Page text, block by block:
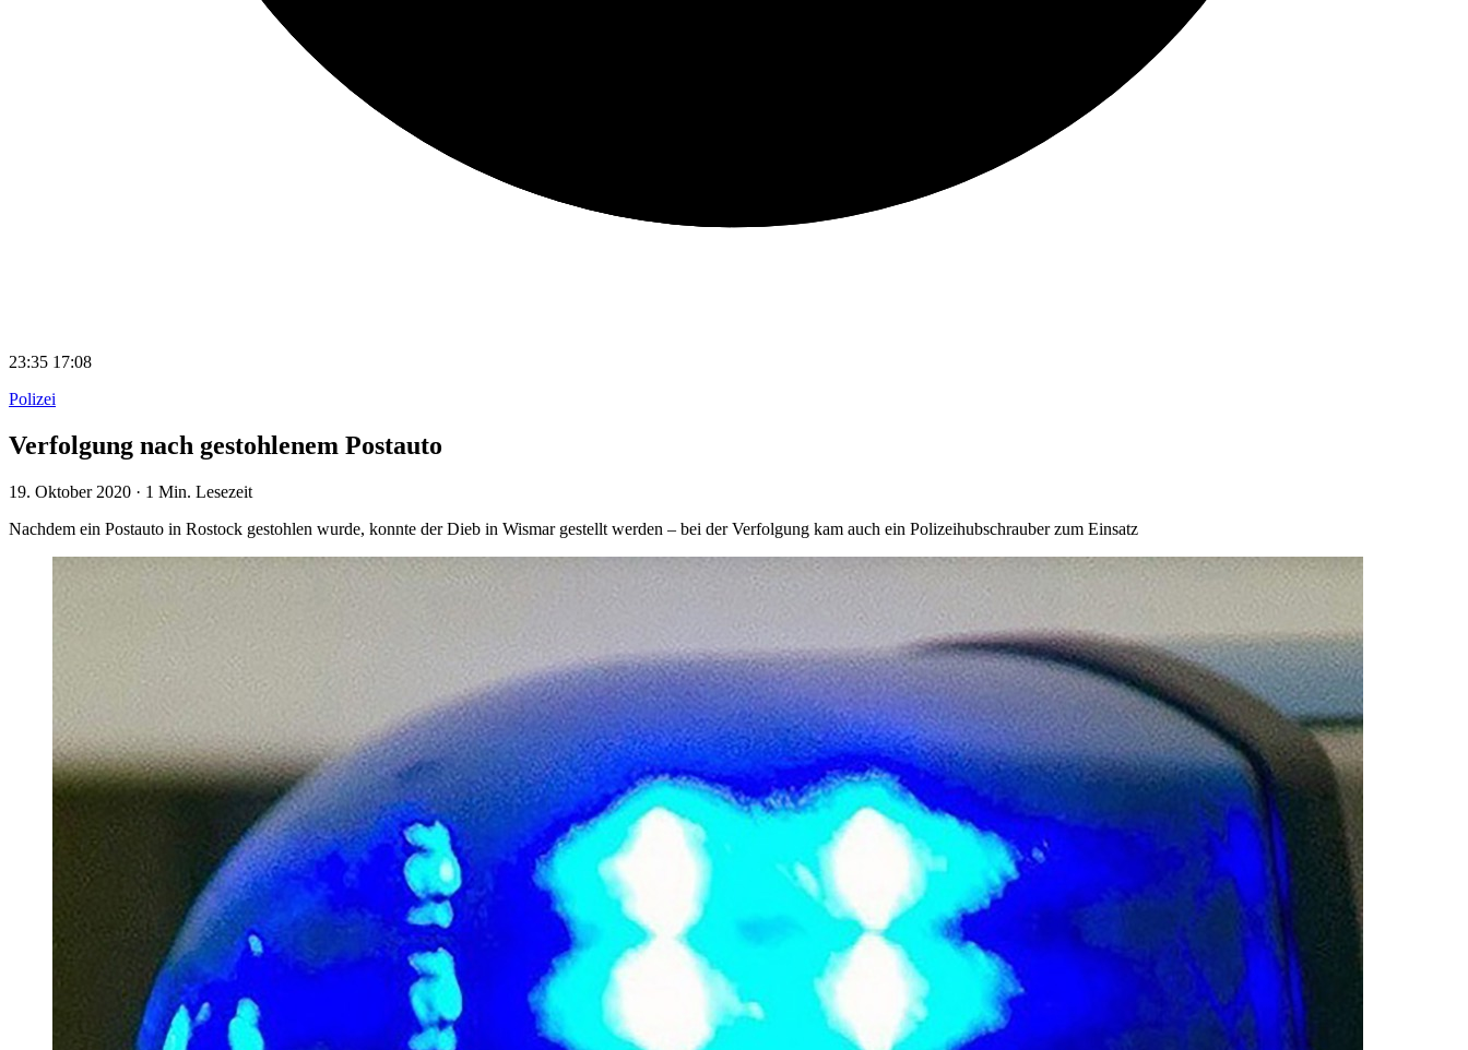
23:35 17:08
Polizei
Verfolgung nach gestohlenem Postauto
19. Oktober 2020 · 1 Min. Lesezeit
Nachdem ein Postauto in Rostock gestohlen wurde, konnte der Dieb in Wismar gestellt werden – bei der Verfolgung kam auch ein Polizeihubschrauber zum Einsatz